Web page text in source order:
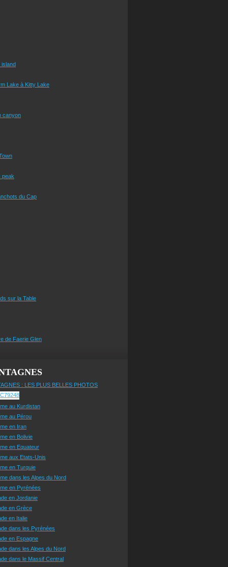
island
Lake à Kitty Lake
canyon
peak
du Cap
sur la Table
de Faerie Glen
: LES PLUS BELLES PHOTOS
au Kurdistan
au Pérou
en Iran
en Bolivie
en Equateur
aux Etats-Unis
en Turquie
dans les Alpes du Nord
en Pyrénées
en Jordanie
en Grèce
en Italie
dans les Pyrénées
en Espagne
dans les Alpes du Nord
dans le Massif Central